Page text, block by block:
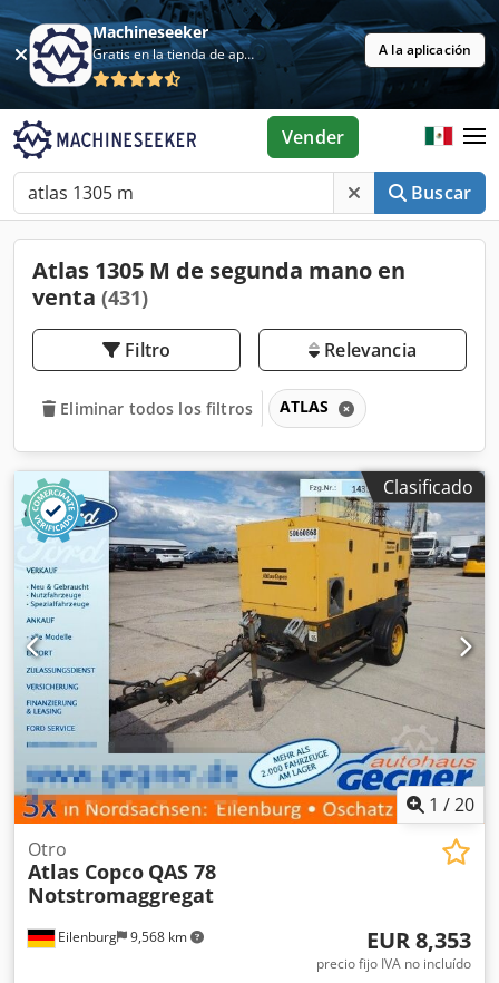
Machineseeker
Gratis en la tienda de aplicaciones A la aplicación
Buscar
Vender
Atlas 1305 M de segunda mano en
venta (431)
Filtro Relevancia
Eliminar todos los filtros ATLAS
Clasificado
1 /20
Eilenburg 9,568 km
Otro
Atlas Copco QAS 78
Notstromaggregat
EUR 8,353
precio fijo IVA no incluído